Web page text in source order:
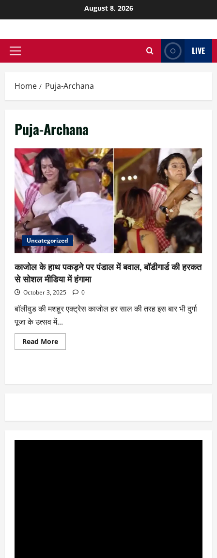
August 8, 2026
LIVE
Home Puja-Archana
Puja-Archana
Uncategorized
काजोल के हाथ पकड़ने पर पंडाल में बवाल, बॉडीगार्ड की हरकत
से सोशल मीडिया में हंगामा
October 3, 2025 0
बॉलीवुड की मशहूर एक्ट्रेस काजोल हर साल की तरह इस बार भी दुर्गा
पूजा के उत्सव में...
Read More